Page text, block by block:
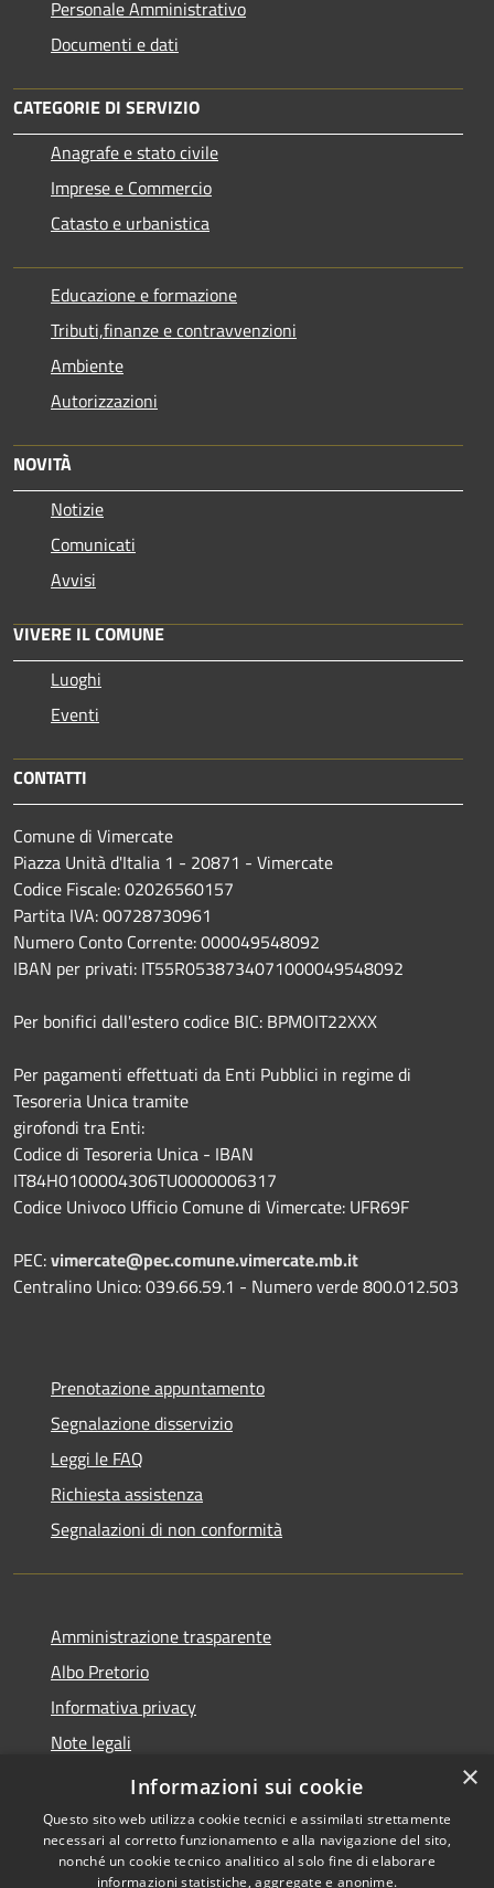
Personale Amministrativo
Documenti e dati
CATEGORIE DI SERVIZIO
Anagrafe e stato civile
Imprese e Commercio
Catasto e urbanistica
Educazione e formazione
Tributi,finanze e contravvenzioni
Ambiente
Autorizzazioni
NOVITÀ
Notizie
Comunicati
Avvisi
VIVERE IL COMUNE
Luoghi
Eventi
CONTATTI
Comune di Vimercate
Piazza Unità d'Italia 1 - 20871 - Vimercate
Codice Fiscale: 02026560157
Partita IVA: 00728730961
Numero Conto Corrente: 000049548092
IBAN per privati: IT55R0538734071000049548092
Per bonifici dall'estero codice BIC: BPMOIT22XXX
Per pagamenti effettuati da Enti Pubblici in regime di
Tesoreria Unica tramite
girofondi tra Enti:
Codice di Tesoreria Unica - IBAN
IT84H0100004306TU0000006317
Codice Univoco Ufficio Comune di Vimercate: UFR69F
PEC:vimercate@pec.comune.vimercate.mb.it
Centralino Unico: 039.66.59.1 - Numero verde 800.012.503
Prenotazione appuntamento
Segnalazione disservizio
Leggi le FAQ
Richiesta assistenza
Segnalazioni di non conformità
Amministrazione trasparente
Albo Pretorio
Informativa privacy
Note legali
Dichiarazione di accessibilità
×
Informazioni sui cookie
Questo sito web utilizza cookie tecnici e assimilati strettamente
necessari al corretto funzionamento e alla navigazione del sito,
nonché un cookie tecnico analitico al solo fine di elaborare
informazioni statistiche, aggregate e anonime.